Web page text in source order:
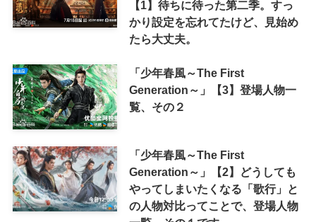
【1】待ちに待った第二季。すっ
かり設定を忘れてたけど、見始め
たら大丈夫。
「少年春風～The First
Generation～」【3】登場人物一
覧、その２
「少年春風～The First
Generation～」【2】どうしても
やってしまいたくなる「歌行」と
の人物対比ってことで、登場人物